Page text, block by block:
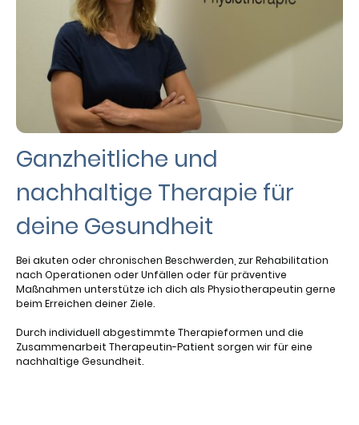
Ganzheitliche und
nachhaltige Therapie für
deine Gesundheit
Bei akuten oder chronischen Beschwerden, zur Rehabilitation
nach Operationen oder Unfällen oder für präventive
Maßnahmen unterstütze ich dich als Physiotherapeutin gerne
beim Erreichen deiner Ziele.
Durch individuell abgestimmte Therapieformen und die
Zusammenarbeit Therapeutin-Patient sorgen wir für eine
nachhaltige Gesundheit.